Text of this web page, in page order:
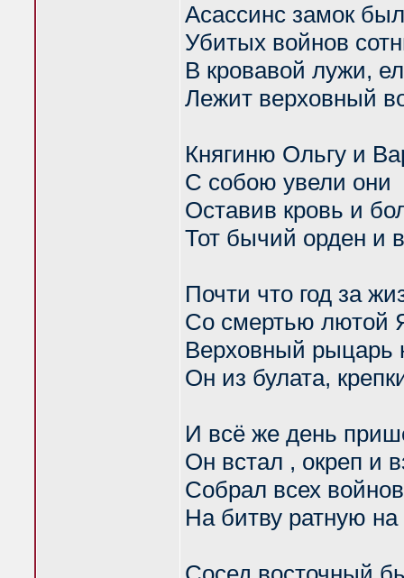
Асассинс замок
Убитых войнов
В кровавой лужи,
Лежит верховный
Княгиню Ольгу и
С собою увели они
Оставив кровь и
Тот бычий орден и
Почти что год за
Со смертью лютой
Верховный рыцарь
Он из булата,
И всё же день
Он встал , окреп и
Собрал всех
На битву ратную на